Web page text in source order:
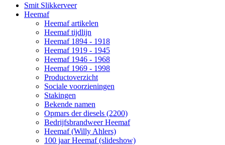
Smit Slikkerveer
Heemaf
Heemaf artikelen
Heemaf tijdlijn
Heemaf 1894 - 1918
Heemaf 1919 - 1945
Heemaf 1946 - 1968
Heemaf 1969 - 1998
Productoverzicht
Sociale voorzieningen
Stakingen
Bekende namen
Opmars der diesels (2200)
Bedrijfsbrandweer Heemaf
Heemaf (Willy Ahlers)
100 jaar Heemaf (slideshow)